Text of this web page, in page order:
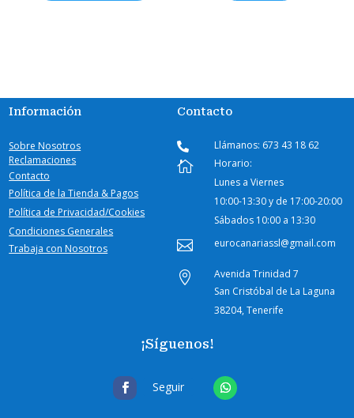
Información
Sobre Nosotros
Reclamaciones
Contacto
Política de la Tienda & Pagos
Política de Privacidad/Cookies
Condiciones Generales
Trabaja con Nosotros
Contacto
 Llámanos: 673 43 18 62

Horario:
Lunes a Viernes
10:00-13:30 y de 17:00-20:00
Sábados 10:00 a 13:30
 eurocanariassl@gmail.com

Avenida Trinidad 7
San Cristóbal de La Laguna
38204, Tenerife
¡Síguenos!
Seguir